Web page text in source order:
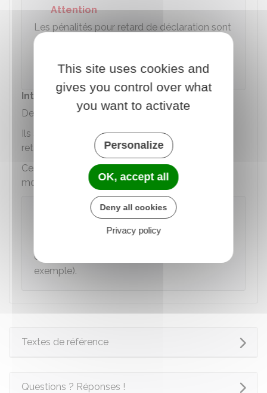
Attention
Les pénalités pour retard de déclaration sont
calculées sur le montant total de l'impôt dû,
prélèvements déjà versés.
Intérêts de retard
Des intérêts de retard vous sont aussi appliqués.
Ils s'élèvent à
0,20 %de l'impôt dû par mois de
retard (soit
sur 1 an).
Ces intérêts s'appliquent jusqu'au dernier jour du
mois du dépôt de la déclaration de revenus.
L'assiette de calcul des intérêts de retard est
déjà effectués (prélèvement à la source, par
exemple).
Textes de référence
Questions ? Réponses !
This site uses cookies and
gives you control over what
you want to activate
Personalize
OK, accept all
Deny all cookies
Privacy policy